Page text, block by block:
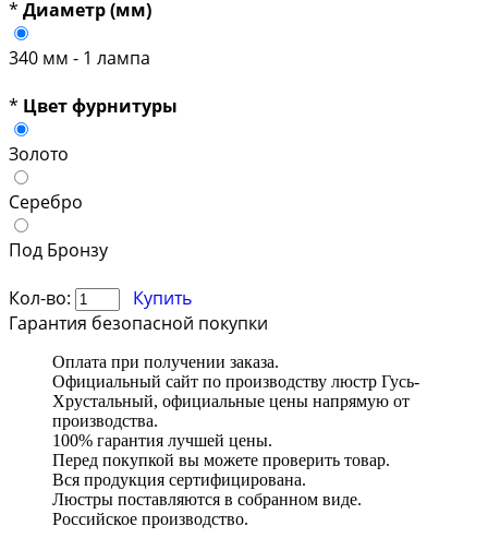
* Диаметр (мм)
340 мм - 1 лампа
* Цвет фурнитуры
Золото
Серебро
Под Бронзу
Кол-во:
Купить
Гарантия безопасной покупки
Оплата при получении заказа.
Официальный сайт по производству люстр Гусь-
Хрустальный, официальные цены напрямую от
производства.
100% гарантия лучшей цены.
Перед покупкой вы можете проверить товар.
Вся продукция сертифицирована.
Люстры поставляются в собранном виде.
Российское производство.